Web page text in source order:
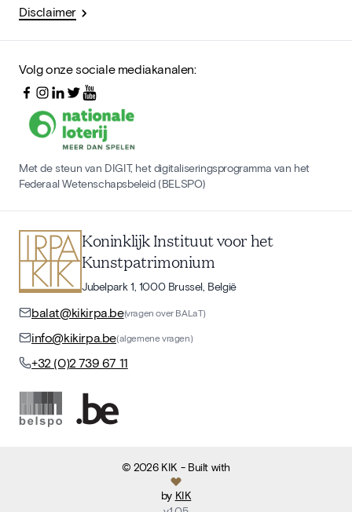
Disclaimer
Volg onze sociale mediakanalen:
Met de steun van DIGIT, het digitaliseringsprogramma van het
Federaal Wetenschapsbeleid (BELSPO)
Koninklijk Instituut voor het
Kunstpatrimonium
Jubelpark 1, 1000 Brussel, België
balat@kikirpa.be(vragen over BALaT)
info@kikirpa.be(algemene vragen)
+32 (0)2 739 67 11
©2026 KIK - Built with
by KIK